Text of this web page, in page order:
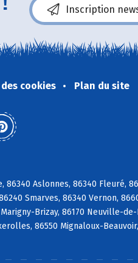
Inscription
cookies Plan du site
Aslonnes, 86340 Fleuré,
Smarves, 86340 Vernon,
Brizay, 86170 Neuville-
86550 Mignaloux-